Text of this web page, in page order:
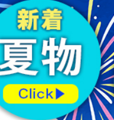
物
物帯
アンサンブル
織紐
緬・錦紗
生地
材料用反物
ぎれ
サイクル反物
炉
盆
壷
島塗り
塗り
朱漆塗